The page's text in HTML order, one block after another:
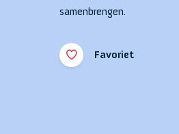
samenbrengen.
Favoriet